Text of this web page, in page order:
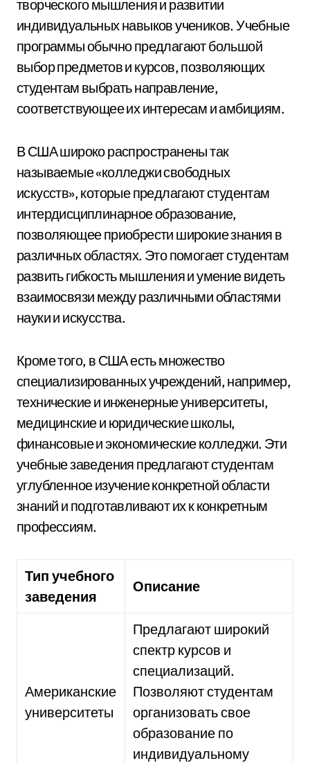
творческого мышления и развитии
индивидуальных навыков учеников. Учебные
программы обычно предлагают большой
выбор предметов и курсов, позволяющих
студентам выбрать направление,
соответствующее их интересам и амбициям.
В США широко распространены так
называемые «колледжи свободных
искусств», которые предлагают студентам
интердисциплинарное образование,
позволяющее приобрести широкие знания в
различных областях. Это помогает студентам
развить гибкость мышления и умение видеть
взаимосвязи между различными областями
науки и искусства.
Кроме того, в США есть множество
специализированных учреждений, например,
технические и инженерные университеты,
медицинские и юридические школы,
финансовые и экономические колледжи. Эти
учебные заведения предлагают студентам
углубленное изучение конкретной области
знаний и подготавливают их к конкретным
профессиям.
Тип учебного
заведения
Описание
Американские
университеты
Предлагают широкий
спектр курсов и
специализаций.
Позволяют студентам
организовать свое
образование по
индивидуальному